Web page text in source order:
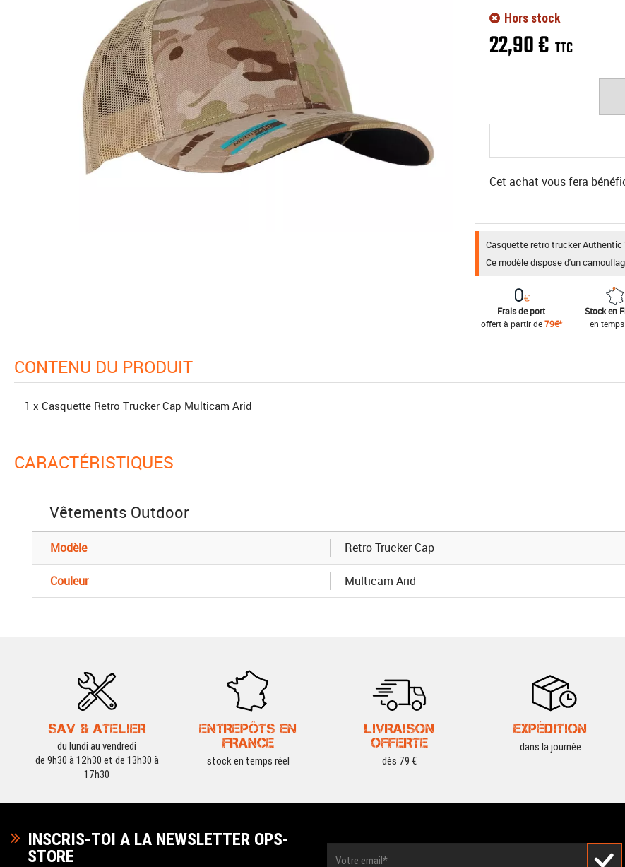
22,90€ TTC
Hors stock
Cet achat vous fera
Casquette retro trucker Authentic
Ce modèle dispose d'un
Frais de port
offert à partir de79€*
Stock en
en
CONTENU DU PRODUIT
1 x Casquette Retro Trucker Cap Multicam Arid
CARACTÉRISTIQUES
Vêtements Outdoor
Modèle Retro Trucker Cap
Couleur Multicam Arid
SAV & ATELIER
du lundi au vendredi
de 9h30 à 12h30 et de 13h30 à
17h30
ENTREPÔTS EN
FRANCE
stock en temps réel
LIVRAISON
OFFERTE
dès 79 €
EXPÉDITION
dans la journée
INSCRIS-TOI A LA NEWSLETTER OPS-
STORE